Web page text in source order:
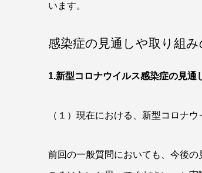
います。
感染症の見通しや取り組
1.新型コロナウイルス感染症の見通
（１）現在における、新型コロナ
前回の一般質問においても、今後